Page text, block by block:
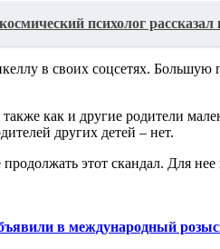
психолог
в своих соцсетях.
как и другие родители
других детей – нет.
этот скандал. Для
в международный